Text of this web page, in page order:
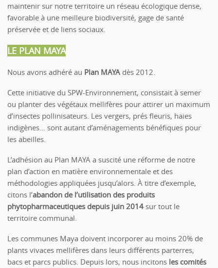
maintenir sur notre territoire un réseau écologique dense,
favorable à une meilleure biodiversité, gage de santé
préservée et de liens sociaux.
LE PLAN MAYA
Nous avons adhéré au Plan MAYA dès 2012.
Cette initiative du SPW-Environnement, consistait à semer
ou planter des végétaux mellifères pour attirer un maximum
d’insectes pollinisateurs. Les vergers, prés fleuris, haies
indigènes… sont autant d’aménagements bénéfiques pour
les abeilles.
L’adhésion au Plan MAYA a suscité une réforme de notre
plan d’action en matière environnementale et des
méthodologies appliquées jusqu’alors. À titre d’exemple,
citons l’abandon de l’utilisation des produits
phytopharmaceutiques depuis juin 2014 sur tout le
territoire communal.
Les communes Maya doivent incorporer au moins 20% de
plants vivaces mellifères dans leurs différents parterres,
bacs et parcs publics. Depuis lors, nous incitons les comités